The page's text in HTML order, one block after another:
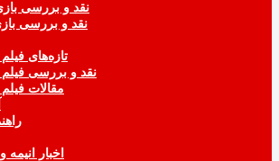
نقد و بررسی
نقد و بررسی
تازه‌های
نقد و بررسی
مقالات
اخبار انیمه